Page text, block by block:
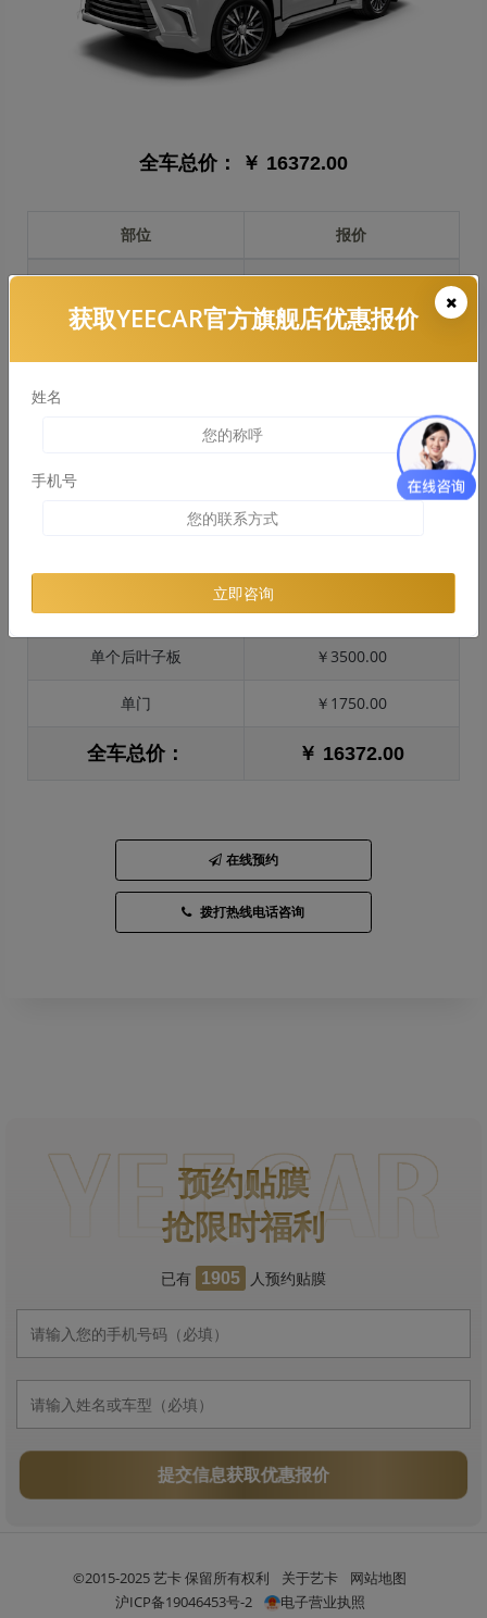
全车总价： ￥ 16372.00
部位 报价
前保险杠 ￥3408.00
引擎盖 ￥3375.00
车顶 ￥3476.00
单个后叶子板 ￥3500.00
单门 ￥1750.00
全车总价： ￥ 16372.00
在线预约
拨打热线电话咨询
预约贴膜
抢限时福利
已有 1905 人预约贴膜
提交信息获取优惠报价
©2015-2025 艺卡 保留所有权利 关于艺卡
网站地图
沪ICP备19046453号-2
电子营业执照
获取YEECAR官方旗舰店优惠报价
姓名
手机号
立即咨询